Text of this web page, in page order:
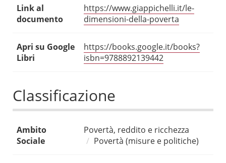
Link al
documento
https://www.giappichelli.it/le-
dimensioni-della-poverta
Apri su Google
Libri
https://books.google.it/books?
isbn=9788892139442
Classificazione
Ambito
Sociale
Povertà, reddito e ricchezza
Povertà (misure e politiche)